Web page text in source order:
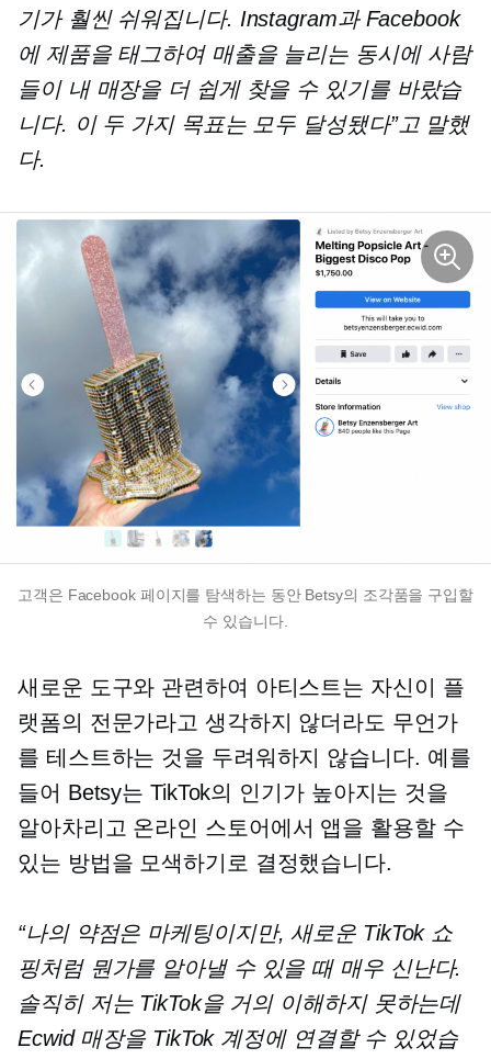
기가 훨씬 쉬워집니다. Instagram과 Facebook
에 제품을 태그하여 매출을 늘리는 동시에 사람
들이 내 매장을 더 쉽게 찾을 수 있기를 바랐습
니다. 이 두 가지 목표는 모두 달성됐다”고 말했
다.
고객은 Facebook 페이지를 탐색하는 동안 Betsy의 조각품을 구입할
수 있습니다.
새로운 도구와 관련하여 아티스트는 자신이 플
랫폼의 전문가라고 생각하지 않더라도 무언가
를 테스트하는 것을 두려워하지 않습니다. 예를
들어 Betsy는 TikTok의 인기가 높아지는 것을
알아차리고 온라인 스토어에서 앱을 활용할 수
있는 방법을 모색하기로 결정했습니다.
“나의 약점은 마케팅이지만, 새로운 TikTok 쇼
핑처럼 뭔가를 알아낼 수 있을 때 매우 신난다.
솔직히 저는 TikTok을 거의 이해하지 못하는데
Ecwid 매장을 TikTok 계정에 연결할 수 있었습